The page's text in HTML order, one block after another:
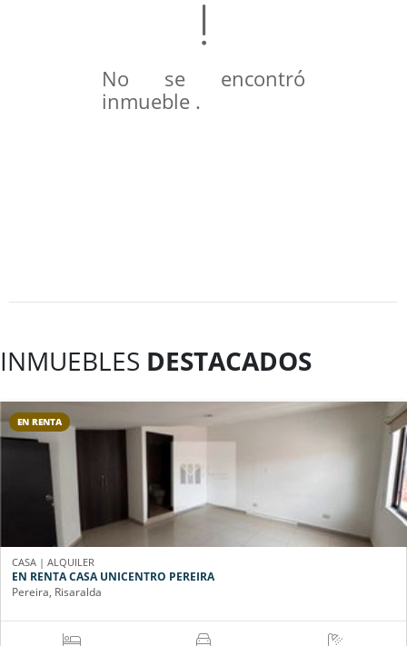
No se encontró
inmueble .
INMUEBLES DESTACADOS
EN RENTA
CASA | ALQUILER
EN RENTA CASA UNICENTRO PEREIRA
Pereira, Risaralda